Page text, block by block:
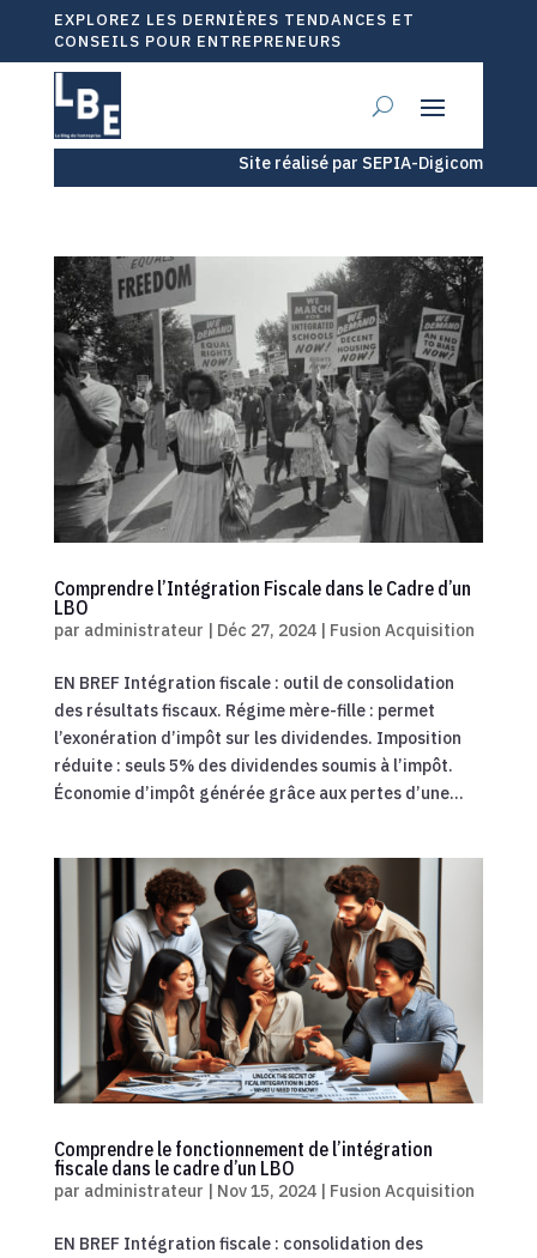
EXPLOREZ LES DERNIÈRES TENDANCES ET
CONSEILS POUR ENTREPRENEURS
Site réalisé par SEPIA-Digicom
Comprendre l’Intégration Fiscale dans le Cadre d’un
LBO
par administrateur | Déc 27, 2024| Fusion Acquisition
EN BREF Intégration fiscale : outil de consolidation
des résultats fiscaux. Régime mère-fille : permet
l’exonération d’impôt sur les dividendes. Imposition
réduite : seuls 5% des dividendes soumis à l’impôt.
Économie d’impôt générée grâce aux pertes d’une...
Comprendre le fonctionnement de l’intégration
fiscale dans le cadre d’un LBO
par administrateur | Nov 15, 2024| Fusion Acquisition
EN BREF Intégration fiscale : consolidation des